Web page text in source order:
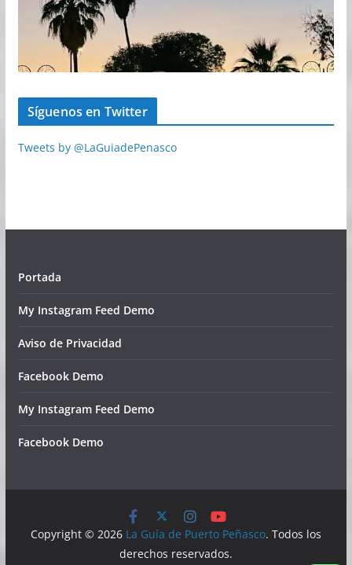
Síguenos en Twitter
Tweets by @LaGuiadePenasco
Portada
My Instagram Feed Demo
Aviso de Privacidad
Facebook Demo
My Instagram Feed Demo
Facebook Demo
Copyright © 2026 La Guía de Puerto Peñasco. Todos los
derechos reservados.